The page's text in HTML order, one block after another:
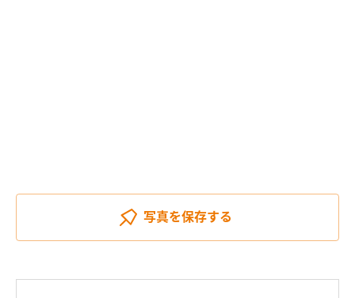
写真を保存する